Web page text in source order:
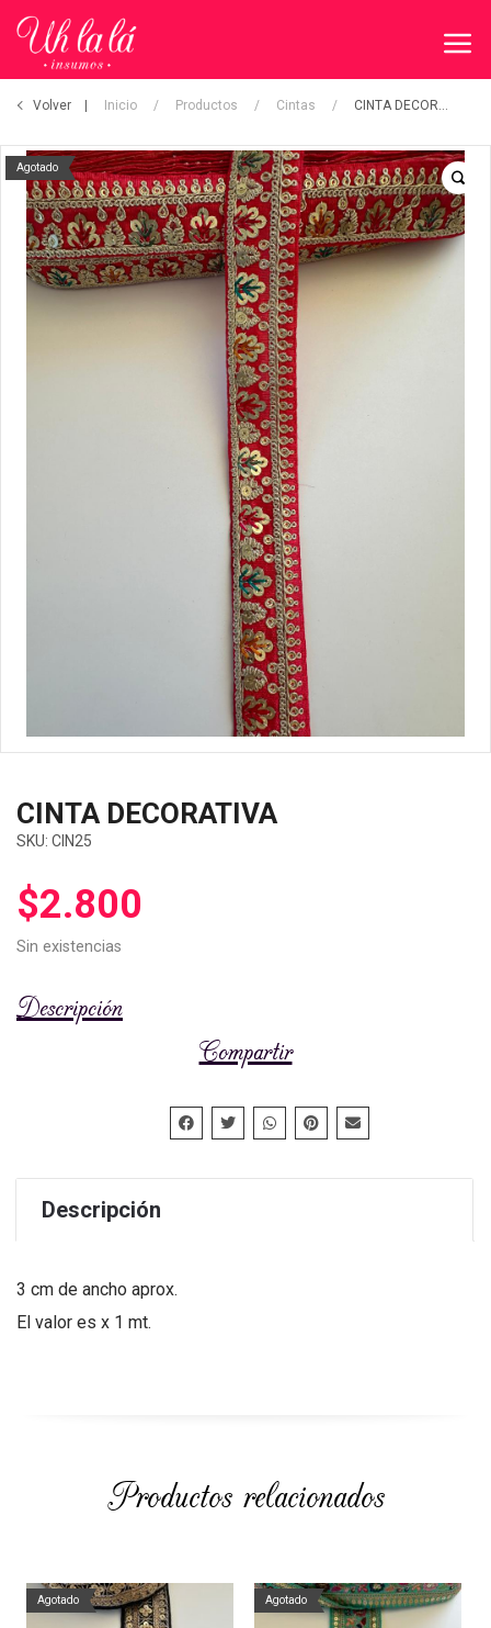
Volver Inicio / Productos / Cintas / CINTA DECORATIVA
Agotado
CINTA DECORATIVA
SKU: CIN25
$2.800
Sin existencias
Descripción
Compartir
Descripción
3 cm de ancho aprox.
El valor es x 1 mt.
Productos relacionados
Agotado Agotado